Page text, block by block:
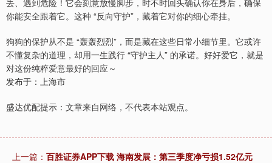
丢、遇到危险！它会刻意放慢脚步，时不时回头确认你在身后，确保
你能安全跟着它。这种 “反向守护”，藏着它对你的细心牵挂。
狗狗的保护从不是 “轰轰烈烈”，而是藏在这些日常小细节里。它或许
不懂复杂的道理，却用一生践行 “守护主人” 的承诺。好好爱它，就是
对这份纯粹爱意最好的回应～
发布于：上海市
盛达优配提示：文章来自网络，不代表本站观点。
上一篇： 百胜证券APP下载 海南发展：第三季度净亏损1.52亿元